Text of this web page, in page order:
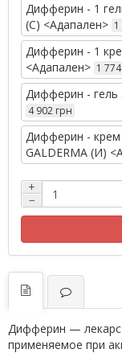
Дифферин - 1
(С) <Адапален>
Дифферин - 1
<Адапален> 1
Дифферин - гель
4 902 грн
Дифферин - крем
GALDERMA (И)
+
−
Дифферин —
применяемое при